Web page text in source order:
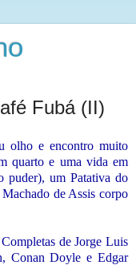
Fubá (II)
olho e encontro muito
quarto e uma vida em
puder), um Patativa do
Machado de Assis corpo
de Jorge Luis
Conan Doyle e Edgar